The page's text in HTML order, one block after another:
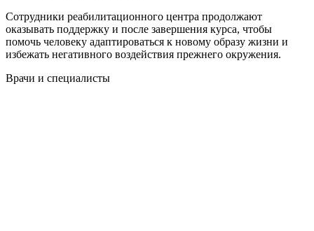
Сотрудники реабилитационного центра продолжают
оказывать поддержку и после завершения курса, чтобы
помочь человеку адаптироваться к новому образу жизни и
избежать негативного воздействия прежнего окружения.
Врачи и специалисты